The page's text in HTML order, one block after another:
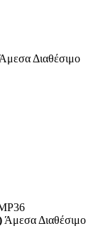
Άμεσα Διαθέσιμο
Άμεσα Διαθέσιμο